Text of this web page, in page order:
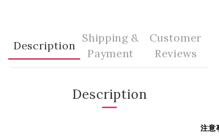
Description
Shipping &
Payment
Customer
Reviews
Description
注意